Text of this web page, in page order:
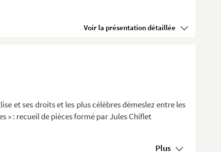
Voir la présentation détaillée
et ses droits et les plus célèbres démeslez entre les
: recueil de pièces formé par Jules Chiflet
Plus